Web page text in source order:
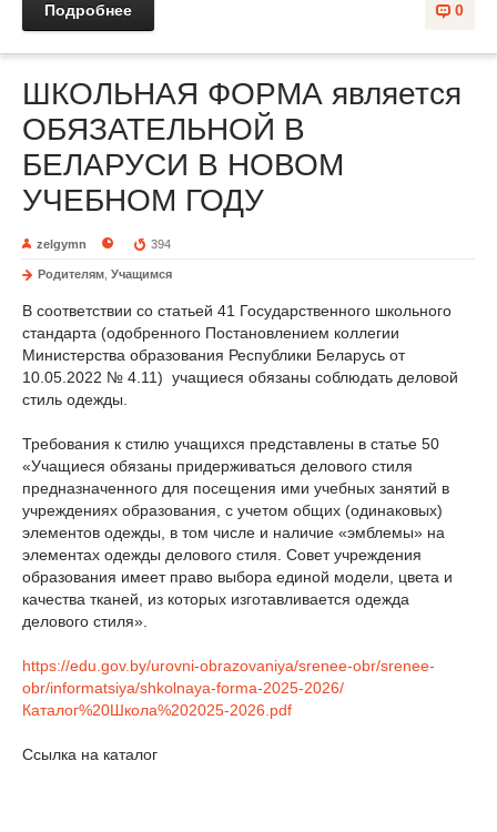
0
Подробнее
ШКОЛЬНАЯ ФОРМА является
ОБЯЗАТЕЛЬНОЙ В
БЕЛАРУСИ В НОВОМ
УЧЕБНОМ ГОДУ
zelgymn 394
Родителям Учащимся
В соответствии со статьей 41 Государственного школьного
стандарта (одобренного Постановлением коллегии
Министерства образования Республики Беларусь от
10.05.2022 № 4.11) учащиеся обязаны соблюдать деловой
стиль одежды.
Требования к стилю учащихся представлены в статье 50
«Учащиеся обязаны придерживаться делового стиля
предназначенного для посещения ими учебных занятий в
учреждениях образования, с учетом общих (одинаковых)
элементов одежды, в том числе и наличие «эмблемы» на
элементах одежды делового стиля. Совет учреждения
образования имеет право выбора единой модели, цвета и
качества тканей, из которых изготавливается одежда
делового стиля».
https://edu.gov.by/urovni-obrazovaniya/srenee-obr/srenee-
obr/informatsiya/shkolnaya-forma-2025-2026/
Каталог%20Школа%202025-2026.pdf
Ссылка на каталог